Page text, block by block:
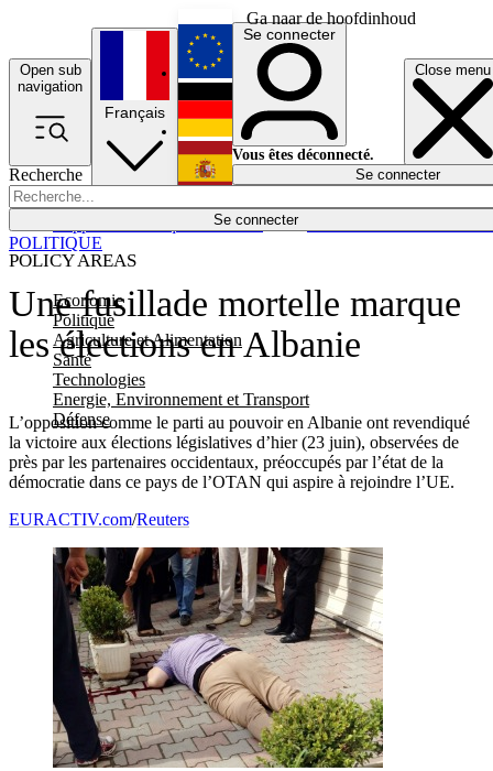
Ga naar de hoofdinhoud
Open sub
navigation
Close menu
Recherche
Se connecter
POLICY AREAS
Economie
Politique
Agriculture et Alimentation
Santé
Technologies
Energie, Environnement et Transport
Défense
Économie
Français
English
Deutsch
Español
Se connecter
Vous êtes déconnecté.
Se connecter
Une fusillade mortelle marque
les élections en Albanie
L’opposition comme le parti au pouvoir en Albanie ont revendiqué
la victoire aux élections législatives d’hier (23 juin), observées de
près par les partenaires occidentaux, préoccupés par l’état de la
démocratie dans ce pays de l’OTAN qui aspire à rejoindre l’UE.
POLITIQUE
EURACTIV.com/Reuters